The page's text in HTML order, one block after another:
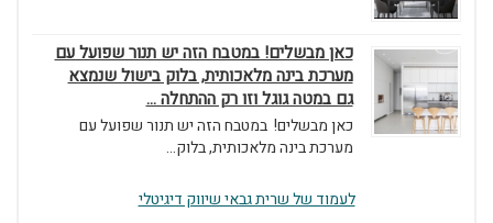
כאן מבשלים! במטבח הזה יש תנור שפועל עם
מערכת בינה מלאכותית, בלוק בישול שנמצא
גם במטה גוגל וזו רק ההתחלה ...
כאן מבשלים! במטבח הזה יש תנור שפועל עם
מערכת בינה מלאכותית, בלוק...
לעמוד של שרית גבאי שיווק דיגיטלי